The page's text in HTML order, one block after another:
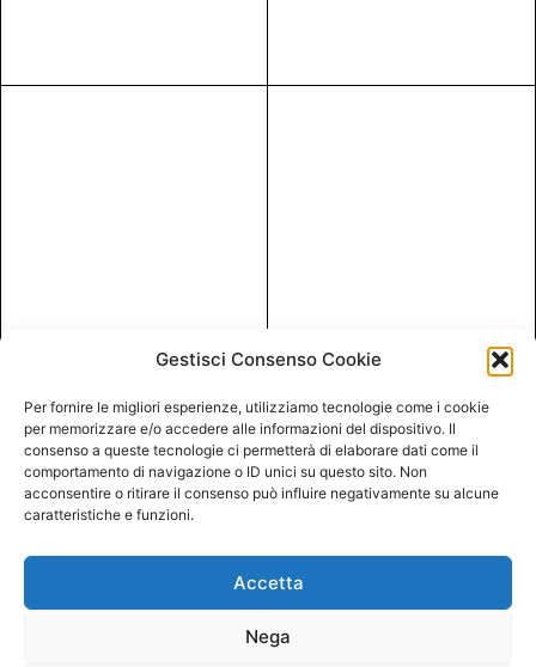
Gestisci Consenso Cookie
Per fornire le migliori esperienze, utilizziamo tecnologie come i cookie
per memorizzare e/o accedere alle informazioni del dispositivo. Il
consenso a queste tecnologie ci permetterà di elaborare dati come il
comportamento di navigazione o ID unici su questo sito. Non
acconsentire o ritirare il consenso può influire negativamente su alcune
caratteristiche e funzioni.
Accetta
Nega